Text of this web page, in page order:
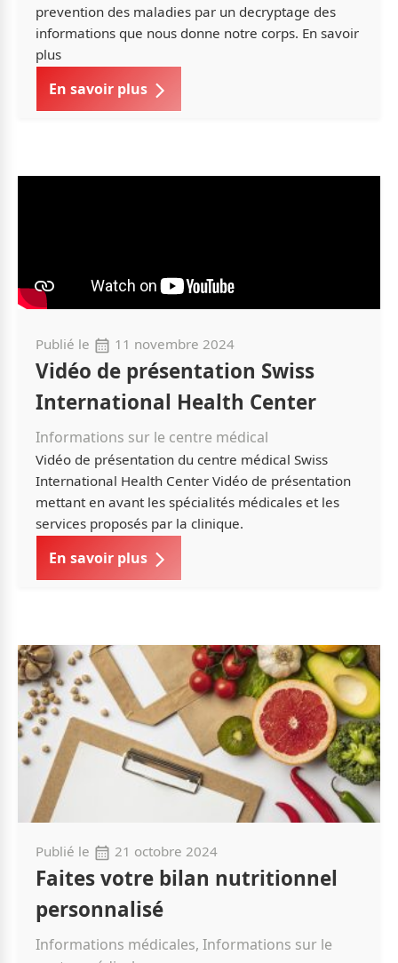
prevention des maladies par un decryptage des
informations que nous donne notre corps. En savoir
plus
En savoir plus
Publié le 11 novembre 2024
Vidéo de présentation Swiss
International Health Center
Informations sur le centre médical
Vidéo de présentation du centre médical Swiss
International Health Center Vidéo de présentation
mettant en avant les spécialités médicales et les
services proposés par la clinique.
En savoir plus
Publié le 21 octobre 2024
Faites votre bilan nutritionnel
personnalisé
Informations médicales, Informations sur le